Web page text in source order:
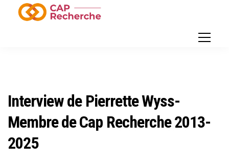
Interview de Pierrette Wyss-
Membre de Cap Recherche 2013-
2025